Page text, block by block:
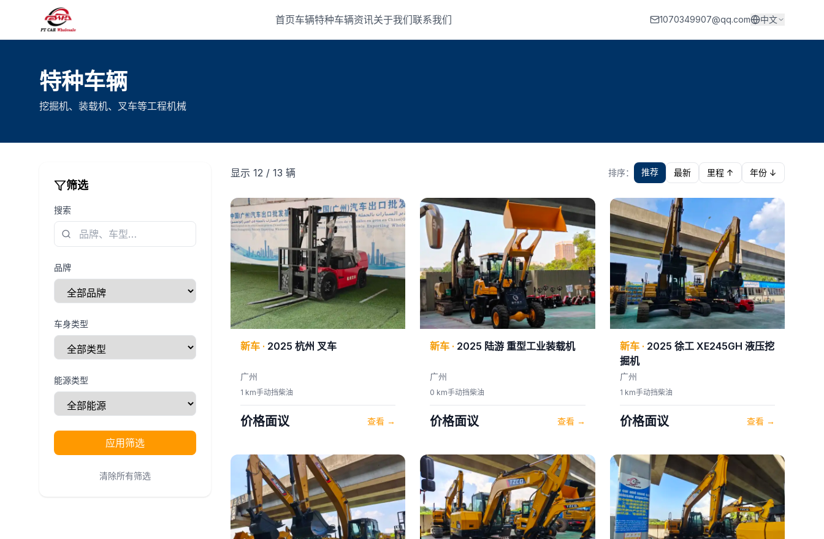
首页车辆特种车辆资讯关于我们联系我们 1070349907@qq.com 中文
特种车辆
挖掘机、装载机、叉车等工程机械
筛选
搜索
品牌
车身类型
能源类型
应用筛选
清除所有筛选
显示 12 / 13 辆 排序： 推荐 最新 里程 ↑ 年份 ↓
新车 · 2025 杭州 叉车
广州
1 km手动挡柴油
价格面议 查看 →
新车 · 2025 陆游 重型工业装载机
广州
0 km手动挡柴油
价格面议 查看→
新车· 2025 徐工 XE245GH 液压挖
掘机
广州
1 km手动挡柴油
价格面议 查看→